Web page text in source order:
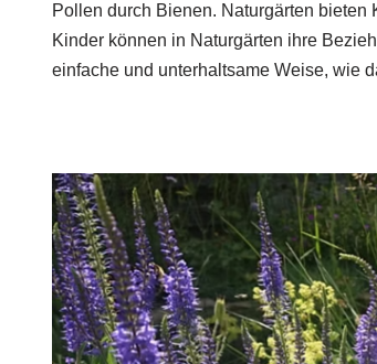
Pollen durch Bienen. Naturgärten
Kinder können in Naturgärten ihre
einfache und unterhaltsame Weise, wie